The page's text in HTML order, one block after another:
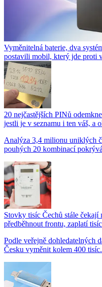
Vyměnitelná baterie, dva
postavili mobil, který jde proti
20 nejčastějších PINů
jestli je v seznamu i ten váš, a
Analýza 3,4 milionu uniklých
pouhých 20 kombinací
Stovky tisíc Čechů stále
předběhnout frontu, zaplatí
Podle veřejně dohledatelných
Česku vyměnit kolem 400